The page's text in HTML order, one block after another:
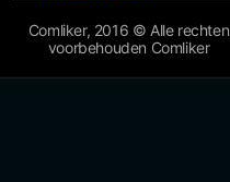
Comliker, 2016 © Alle rechten
voorbehouden Comliker